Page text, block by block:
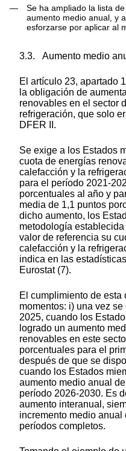
—
Se ha ampliado la lista
aumento medio anual, y
esforzarse por aplicar al
3.3. Aumento medio
El artículo 23, apartado
la obligación de
renovables en el sector
refrigeración, que solo
DFER II.
Se exige a los Estados
cuota de energías
calefacción y la
para el período 2021-
porcentuales al año y
media de 1,1 puntos
dicho aumento, los
metodología
valor de referencia su
calefacción y la
indica en las
Eurostat (7).
El cumplimiento de
momentos: i) una vez
2025, cuando los
logrado un aumento
renovables en este
porcentuales para el
después de que se
cuando los Estados
aumento medio anual
período 2026-2030. Es
aumento interanual,
incremento medio
períodos completos.